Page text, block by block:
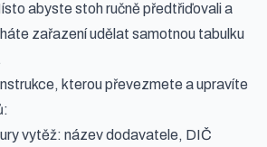
abyste stoh ručně předtřiďovali a
zařazení udělat samotnou tabulku
kterou převezmete a upravíte
vytěž: název dodavatele, DIČ